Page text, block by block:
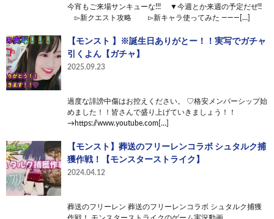
今宵もご来場サンキューな!!! ▼今週とか来週の予定だぜ!!
▻新クエスト攻略 ▻新キャラ使ってみた ———[…]
【モンスト 】※誕生日ありがとー！！実写でガチャ
引くよん【ガチャ】
2025.09.23
過度な誹謗中傷はお控えください。 ♡格安メンバーシップ始
めました！！皆さんで盛り上げていきましょう！！
→https://www.youtube.com[…]
【モンスト】葬送のフリーレンコラボ シュタルク捕
獲作戦！【モンスターストライク】
2024.04.12
葬送のフリーレン 葬送のフリーレンコラボ シュタルク捕獲